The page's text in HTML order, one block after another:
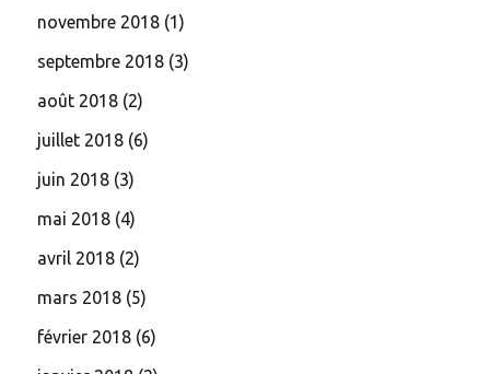
novembre 2018 (1)
septembre 2018 (3)
août 2018 (2)
juillet 2018 (6)
juin 2018 (3)
mai 2018 (4)
avril 2018 (2)
mars 2018 (5)
février 2018 (6)